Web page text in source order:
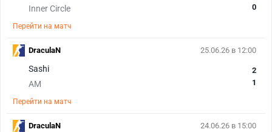
Inner Circle
0
Перейти на матч
25.06.26 в 12:00
Sashi
AM
2
1
Перейти на матч
DraculaN
24.06.26 в 15:00
DraculaN